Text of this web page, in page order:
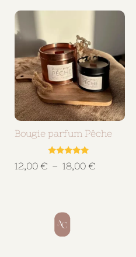
Bougie parfum Pêche
Note
5.00
12,00 € – 18,00 €